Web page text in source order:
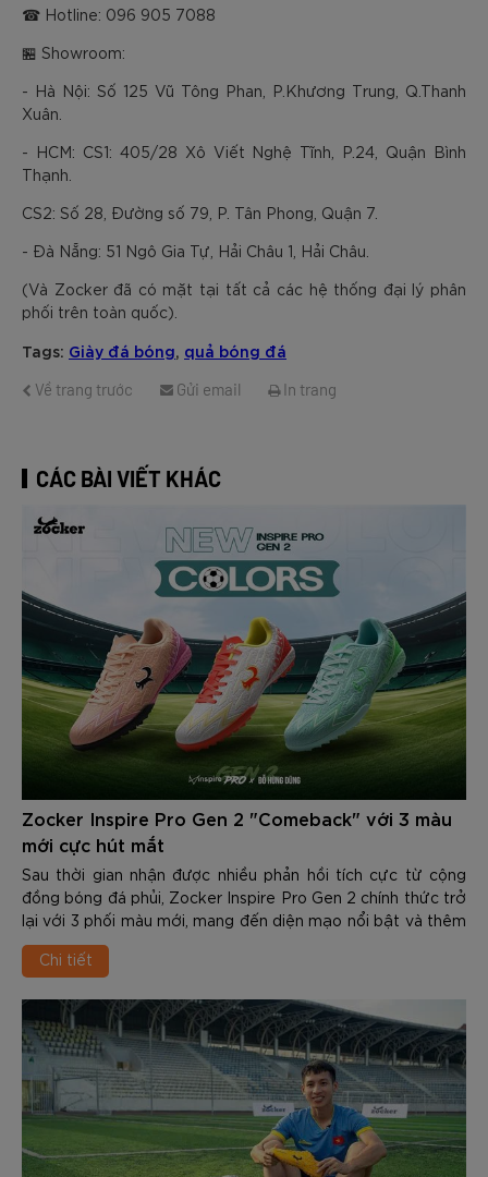
☎ Hotline: 096 905 7088
🏪 Showroom:
- Hà Nội: Số 125 Vũ Tông Phan, P.Khương Trung, Q.Thanh
Xuân.
- HCM: CS1: 405/28 Xô Viết Nghệ Tĩnh, P.24, Quận Bình
Thạnh.
CS2: Số 28, Đường số 79, P. Tân Phong, Quận 7.
- Đà Nẵng: 51 Ngô Gia Tự, Hải Châu 1, Hải Châu.
(Và Zocker đã có mặt tại tất cả các hệ thống đại lý phân
phối trên toàn quốc).
Tags: Giày đá bóng, quả bóng đá
Về trang trước Gửi email In trang
CÁC BÀI VIẾT KHÁC
Zocker Inspire Pro Gen 2 "Comeback" với 3 màu
mới cực hút mắt
Sau thời gian nhận được nhiều phản hồi tích cực từ cộng
đồng bóng đá phủi, Zocker Inspire Pro Gen 2 chính thức trở
lại với 3 phối màu mới, mang đến diện mạo nổi bật và thêm
nhiều lựa chọn cho những cầu thủ yêu thích phong cách thi
đấu cá tính.
Chi tiết